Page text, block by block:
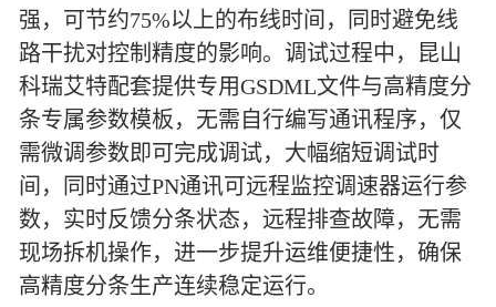
强，可节约75%以上的布线时间，同时避免线
路干扰对控制精度的影响。调试过程中，昆山
科瑞艾特配套提供专用GSDML文件与高精度分
条专属参数模板，无需自行编写通讯程序，仅
需微调参数即可完成调试，大幅缩短调试时
间，同时通过PN通讯可远程监控调速器运行参
数，实时反馈分条状态，远程排查故障，无需
现场拆机操作，进一步提升运维便捷性，确保
高精度分条生产连续稳定运行。